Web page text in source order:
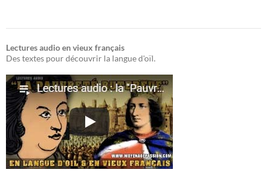
Lectures audio en vieux français
Des textes pour découvrir la langue d'oïl.